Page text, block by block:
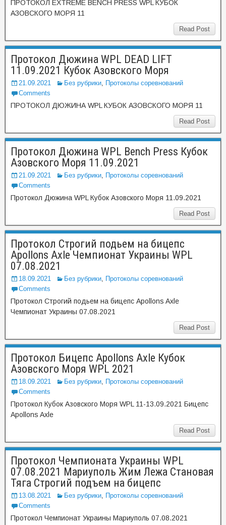
ПРОТОКОЛ EXTREME BENCH PRESS WPL КУБОК
АЗОВСКОГО МОРЯ 11
Read Post
Протокол Дюжина WPL DEAD LIFT
11.09.2021 Кубок Азовского Моря
21.09.2021 Без рубрики, Протоколы соревнований
Comments
ПРОТОКОЛ ДЮЖИНА WPL КУБОК АЗОВСКОГО МОРЯ 11
Read Post
Протокол Дюжина WPL Bench Press Кубок
Азовского Моря 11.09.2021
21.09.2021 Без рубрики, Протоколы соревнований
Comments
Протокол Дюжина WPL Кубок Азовского Моря 11.09.2021
Read Post
Протокол Строгий подьем на бицепс
Apollons Axle Чемпионат Украины WPL
07.08.2021
18.09.2021 Без рубрики, Протоколы соревнований
Comments
Протокол Строгий подьем на бицепс Apollons Axle
Чемпионат Украины 07.08.2021
Read Post
Протокол Бицепс Apollons Axle Кубок
Азовского Моря WPL 2021
18.09.2021 Без рубрики, Протоколы соревнований
Comments
Протокол Кубок Азовского Моря WPL 11-13.09.2021 Бицепс
Apollons Axle
Read Post
Протокол Чемпионата Украины WPL
07.08.2021 Мариуполь Жим Лежа Становая
Тяга Строгий подъем на бицепс
13.08.2021 Без рубрики, Протоколы соревнований
Comments
Протокол Чемпионат Украины Мариуполь 07.08.2021